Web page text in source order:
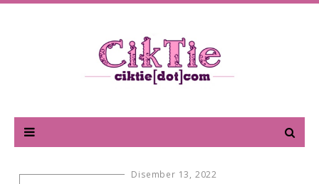
Disember 13, 2022